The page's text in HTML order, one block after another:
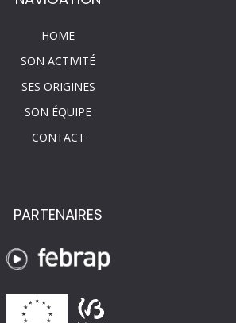
HOME
SON ACTIVITÉ
SES ORIGINES
SON ÉQUIPE
CONTACT
PARTENAIRES